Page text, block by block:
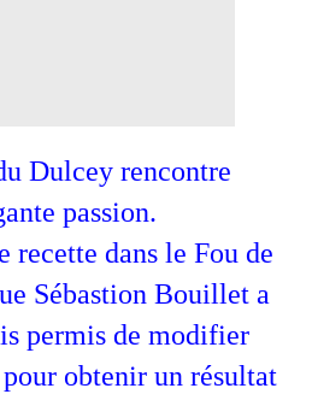
Dulcey rencontre
passion.
recette dans le Fou de
Sébastion Bouillet a
permis de modifier
pour obtenir un résultat